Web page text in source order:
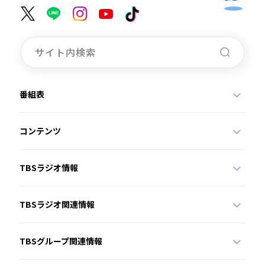
番組表
コンテンツ
TBSラジオ情報
TBSラジオ関連情報
TBSグループ関連情報